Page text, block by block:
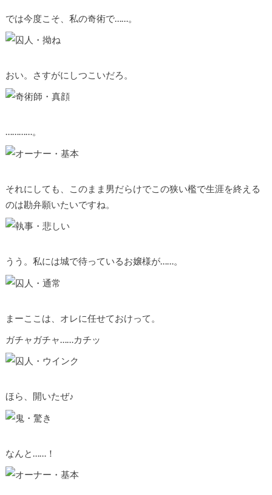
では今度こそ、私の奇術で……。
おい。さすがにしつこいだろ。
…………。
それにしても、このまま男だらけでこの狭い檻で生涯を終える
のは勘弁願いたいですね。
うう。私には城で待っているお嬢様が……。
まーここは、オレに任せておけって。
ガチャガチャ……カチッ
ほら、開いたぜ♪
なんと……！